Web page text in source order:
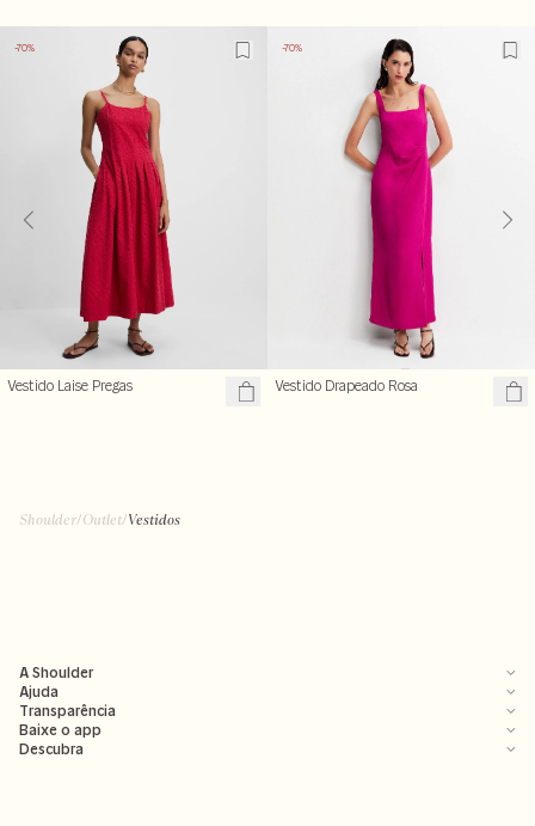
-70%
Vestido Laise Pregas
-70%
Vestido Drapeado Rosa
Shoulder/Outlet/Vestidos
A Shoulder
Ajuda
Transparência
Baixe o app
Descubra